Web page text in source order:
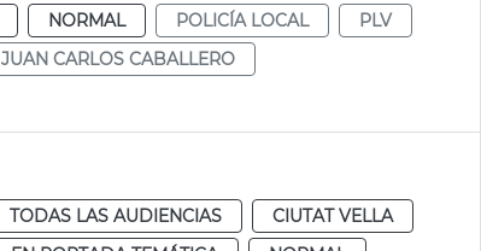
NORMAL POLICÍA LOCAL
PLV
JUAN CARLOS CABALLERO
TODAS LAS AUDIENCIAS
CIUTAT VELLA